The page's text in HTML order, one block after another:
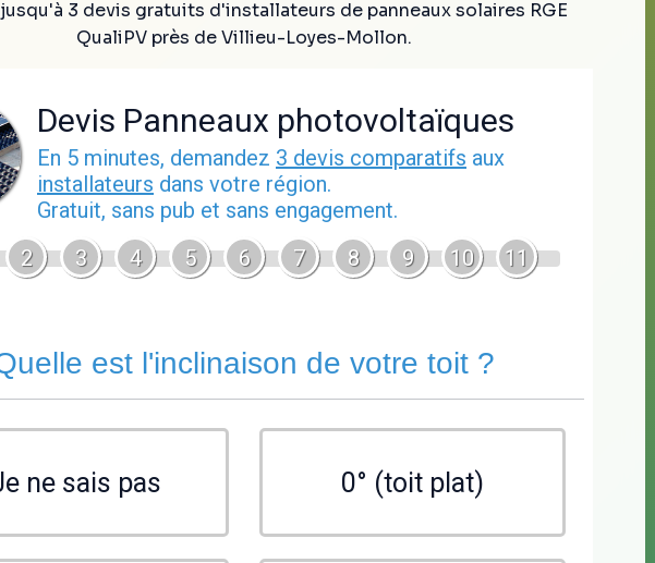
3 devis gratuits d'installateurs de panneaux solaires RGE
QualiPV près de Villieu-Loyes-Mollon.
Devis Panneaux photovoltaïques
En 5 minutes, demandez 3 devis comparatifs aux
installateurs dans votre région.
Gratuit, sans pub et sans engagement.
2
3 4 5 6 7 8 9 10 11
est l'inclinaison de votre toit ?
ne sais pas 0° (toit plat)